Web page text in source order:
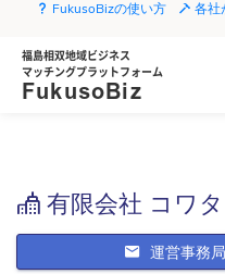
FukusoBizの使い方 各社
福島相双地域ビジネス
マッチングプラットフォーム
FukusoBiz
有限会社 コワ
運営事務